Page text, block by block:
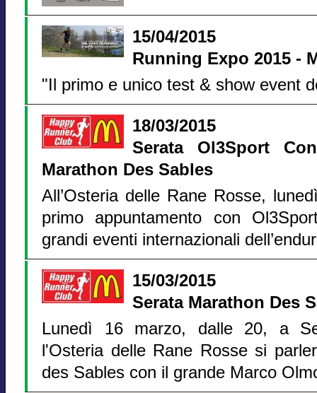
15/04/2015
Running Expo 2015 -
"Il primo e unico test & show event
18/03/2015
Serata Ol3Sport
Marathon Des Sables
All’Osteria delle Rane Rosse,
primo appuntamento con
grandi eventi internazionali
15/03/2015
Serata Marathon Des
Lunedì 16 marzo, dalle 20, a
l'Osteria delle Rane Rosse si
des Sables con il grande Marco